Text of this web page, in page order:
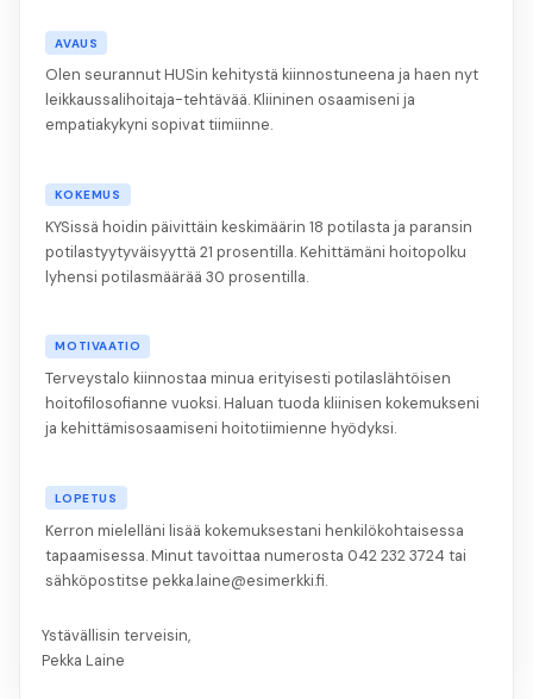
AVAUS
Olen seurannut HUSin kehitystä kiinnostuneena ja haen nyt
leikkaussalihoitaja-tehtävää. Kliininen osaamiseni ja
empatiakykyni sopivat tiimiinne.
KOKEMUS
KYSissä hoidin päivittäin keskimäärin 18 potilasta ja paransin
potilastyytyväisyyttä 21 prosentilla. Kehittämäni hoitopolku
lyhensi potilasmäärää 30 prosentilla.
MOTIVAATIO
Terveystalo kiinnostaa minua erityisesti potilaslähtöisen
hoitofilosofianne vuoksi. Haluan tuoda kliinisen kokemukseni
ja kehittämisosaamiseni hoitotiimienne hyödyksi.
LOPETUS
Kerron mielelläni lisää kokemuksestani henkilökohtaisessa
tapaamisessa. Minut tavoittaa numerosta 042 232 3724 tai
sähköpostitse pekka.laine@esimerkki.fi.
Ystävällisin terveisin,
Pekka Laine